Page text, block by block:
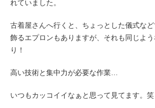
れていました。
古着屋さんへ行くと、ちょっとした儀式な
飾るエプロンもありますが、それも同じよ
り！
高い技術と集中力が必要な作業…
いつもカッコイイなぁと思って見てます。笑